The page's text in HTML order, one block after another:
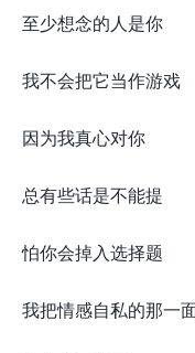
至少想念的人是你
我不会把它当作游戏
因为我真心对你
总有些话是不能提
怕你会掉入选择题
我把情感自私的那一